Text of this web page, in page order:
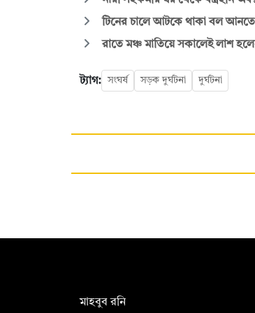
টিনের চালে আটকে থাকা বল আনতে
রাতে মঞ্চ মাতিয়ে সকালেই লাশ
ট্যাগ: সংঘর্ষ সড়ক দুর্ঘটনা দুর্ঘটনা
মাহবুব রনি